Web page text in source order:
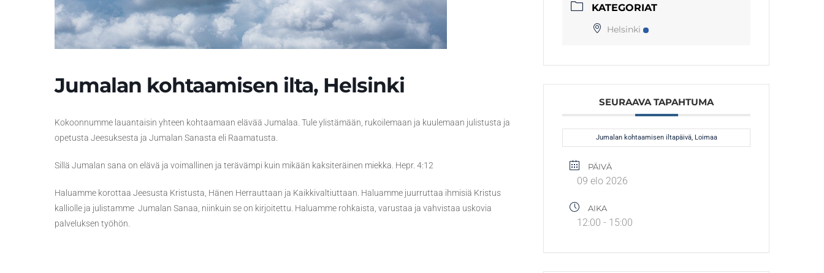
Jumalan kohtaamisen ilta, Helsinki
Kokoonnumme lauantaisin yhteen kohtaamaan elävää Jumalaa. Tule ylistämään, rukoilemaan ja kuulemaan julistusta ja
opetusta Jeesuksesta ja Jumalan Sanasta eli Raamatusta.
Sillä Jumalan sana on elävä ja voimallinen ja terävämpi kuin mikään kaksiteräinen miekka. Hepr. 4:12
Haluamme korottaa Jeesusta Kristusta, Hänen Herrauttaan ja Kaikkivaltiuttaan. Haluamme juurruttaa ihmisiä Kristus
kalliolle ja julistamme Jumalan Sanaa, niinkuin se on kirjoitettu. Haluamme rohkaista, varustaa ja vahvistaa uskovia
palveluksen työhön.
KATEGORIAT
Helsinki
SEURAAVA TAPAHTUMA
Jumalan kohtaamisen iltapäivä, Loimaa
PÄIVÄ
09 elo 2026
AIKA
12:00 - 15:00